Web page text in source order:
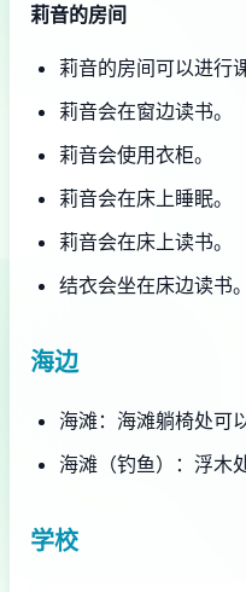
莉音的房间
莉音的房间可以进行
莉音会在窗边读书。
莉音会使用衣柜。
莉音会在床上睡眠。
莉音会在床上读书。
结衣会坐在床边读书。
海边
海滩：海滩躺椅处可
海滩（钓鱼）：浮木
学校